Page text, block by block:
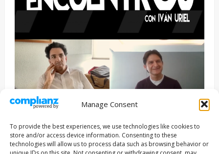
Manage Consent
To provide the best experiences, we use technologies like cookies to
store and/or access device information. Consenting to these
technologies will allow us to process data such as browsing behavior or
Entrevista Series
ENCUENTROS CON IVÁN URIEL T3E22: JUAN PATRICIO
RIVEROLL